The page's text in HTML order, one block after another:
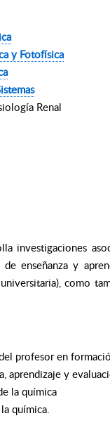
y Fotofísica
Renal
investigaciones
enseñanza y
como
profesor en
aprendizaje y
la química
química.